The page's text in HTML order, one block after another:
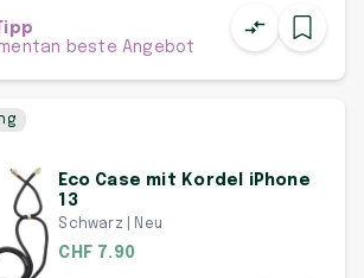
beste Angebot
Eco Case mit Kordel iPhone
13
Schwarz | Neu
CHF 7.90